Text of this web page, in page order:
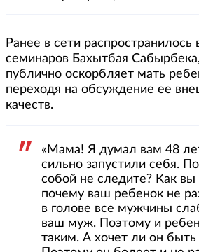
Ранее в сети распространилось
семинаров Бахытбая
публично оскорбляет мать
переходя на обсуждение ее
качеств.
«Мама! Я думал вам 48
сильно запустили себя.
собой не следите? Как вы
почему ваш ребенок не
в голове все мужчины
ваш муж. Поэтому и
таким. А хочет ли он